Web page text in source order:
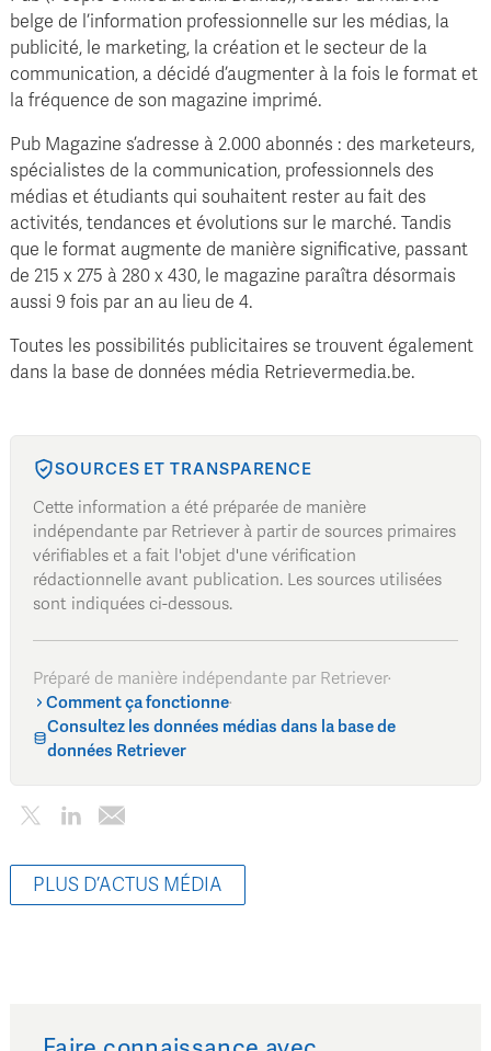
belge de l’information professionnelle sur les médias, la
publicité, le marketing, la création et le secteur de la
communication, a décidé d’augmenter à la fois le format et
la fréquence de son magazine imprimé.
Pub Magazine s’adresse à 2.000 abonnés : des marketeurs,
spécialistes de la communication, professionnels des
médias et étudiants qui souhaitent rester au fait des
activités, tendances et évolutions sur le marché. Tandis
que le format augmente de manière significative, passant
de 215 x 275 à 280 x 430, le magazine paraîtra désormais
aussi 9 fois par an au lieu de 4.
Toutes les possibilités publicitaires se trouvent également
dans la base de données média Retrievermedia.be.
SOURCES ET TRANSPARENCE
Cette information a été préparée de manière
indépendante par Retriever à partir de sources primaires
vérifiables et a fait l'objet d'une vérification
rédactionnelle avant publication. Les sources utilisées
sont indiquées ci-dessous.
Préparé de manière indépendante par Retriever·
Comment ça fonctionne·
Consultez les données médias dans la base de
données Retriever
PLUS D’ACTUS MÉDIA